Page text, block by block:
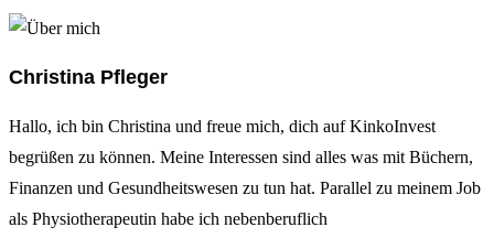
Christina Pfleger
Hallo, ich bin Christina und freue mich, dich auf KinkoInvest
begrüßen zu können. Meine Interessen sind alles was mit Büchern,
Finanzen und Gesundheitswesen zu tun hat. Parallel zu meinem Job
als Physiotherapeutin habe ich nebenberuflich